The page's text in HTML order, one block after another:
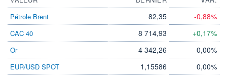
Pétrole Brent
82,35 -0,88%
CAC 40 8 714,93 +0,17%
Or 4 342,26 0,00%
EUR/USD SPOT 1,15586 0,00%